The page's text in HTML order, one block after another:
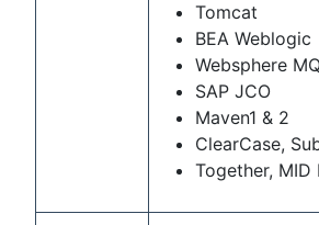
Tomcat
BEA Weblogic
Websphere
SAP JCO
Maven1 & 2
ClearCase,
Together, MID